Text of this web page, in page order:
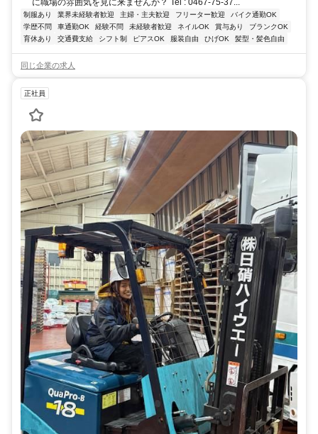
に職場の雰囲気を見に来ませんか？ Tel : 0467-75-37...
制服あり 業界未経験者歓迎 主婦・主夫歓迎 フリーター歓迎
バイク通勤OK
学歴不問
車通勤OK 経験不問 未経験者歓迎 ネイルOK 賞与あり
ブランクOK
育休あり
交通費支給 シフト制 ピアスOK 服装自由 ひげOK 髪型・髪色自由
同じ企業の求人
正社員